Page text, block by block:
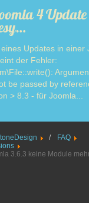
4 Update
Updates in einer
der Fehler:
be passed by
> 8.3 - für Joomla...
FAQ
3.6.3 keine Module